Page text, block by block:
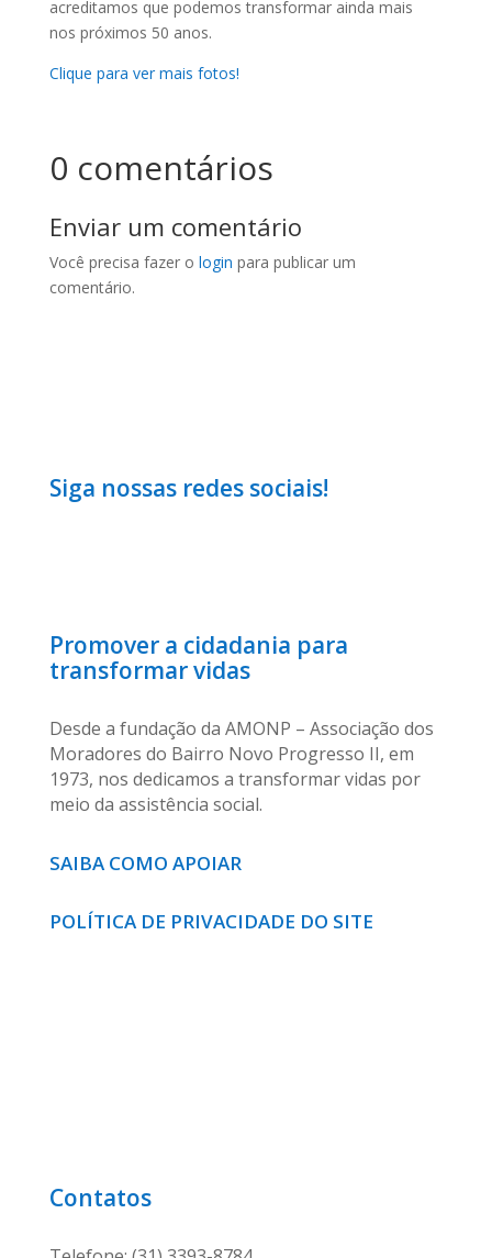
acreditamos que podemos transformar ainda mais
nos próximos 50 anos.
Clique para ver mais fotos!
0 comentários
Enviar um comentário
Você precisa fazer o login para publicar um
comentário.
Siga nossas redes sociais!
Promover a cidadania para
transformar vidas
Desde a fundação da AMONP – Associação dos
Moradores do Bairro Novo Progresso II, em
1973, nos dedicamos a transformar vidas por
meio da assistência social.
SAIBA COMO APOIAR
POLÍTICA DE PRIVACIDADE DO SITE
Contatos